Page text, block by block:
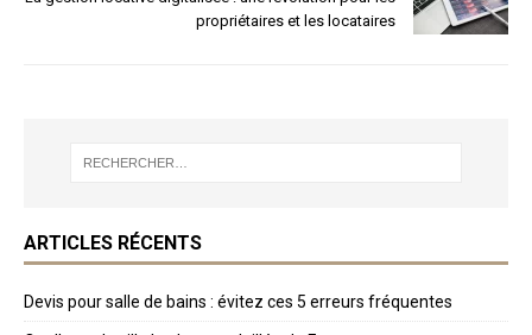
propriétaires et les locataires
ARTICLES RÉCENTS
Devis pour salle de bains : évitez ces 5 erreurs fréquentes